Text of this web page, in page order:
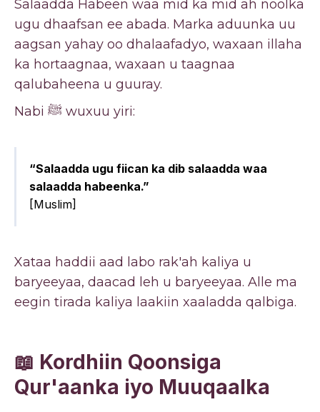
Salaadda Habeen waa mid ka mid ah noolka
ugu dhaafsan ee abada. Marka aduunka uu
aagsan yahay oo dhalaafadyo, waxaan illaha
ka hortaagnaa, waxaan u taagnaa
qalubaheena u guuray.
Nabi ﷺ wuxuu yiri:
“Salaadda ugu fiican ka dib salaadda waa
salaadda habeenka.”
[Muslim]
Xataa haddii aad labo rak'ah kaliya u
baryeeyaa, daacad leh u baryeeyaa. Alle ma
eegin tirada kaliya laakiin xaaladda qalbiga.
📖 Kordhiin Qoonsiga
Qur'aanka iyo Muuqaalka